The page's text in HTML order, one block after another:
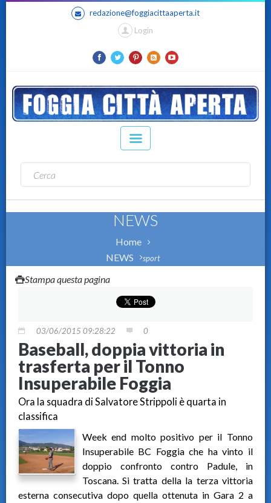
redazione@foggiacittaaperta.it
Login
NEWS
Home
NEWS
sport
Stampa questa pagina
03/06/2015 09:28:22 0
Baseball, doppia vittoria in
trasferta per il Tonno
Insuperabile Foggia
Ora la squadra di Salvatore Strippoli è quarta in
classifica
Week end molto positivo per il Tonno
Insuperabile BC Foggia che ha vinto il
doppio confronto contro Padule, in
Toscana. Si tratta della la terza vittoria
esterna consecutiva dopo quella ottenuta in Gara 2 a